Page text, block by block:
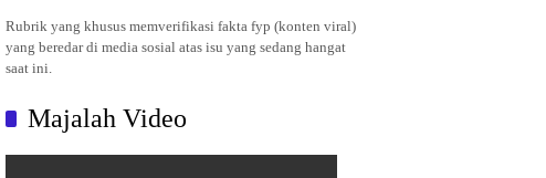
Rubrik yang khusus memverifikasi fakta fyp (konten viral)
yang beredar di media sosial atas isu yang sedang hangat
saat ini.
Majalah Video